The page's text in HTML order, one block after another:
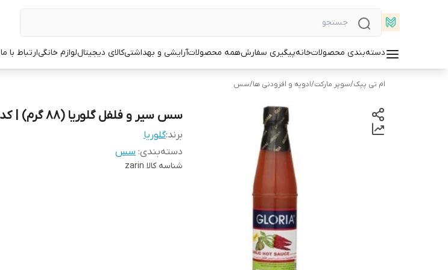
دسته‌بندی محصولاتخانهپیگیری سفارشهمه محصولاتآرایشی و بهداشتیکالای دیجیتاللوازم خانگیارتباط با ما
ام تی پیک/سوپر مارکت/ادویه و افزودنی ها/سس
سس سیر و فلفل گلوریا (88 گرم) | کد 1446
برند:گلوریا
دسته‌بندی: سس
شناسه کالا zarin